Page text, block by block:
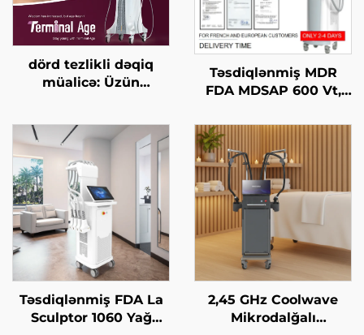
dörd tezlikli dəqiq
müalicə: Üzün
bədənin
formalaşdırılması, son
yaş HIFU maşını
Təsdiqlənmiş MDR
FDA MDSAP 600 Vt,
Vt, 4-in-1 əvəz edilə
bilən nöqtələr ilə 755
nm, 808 nm, 940 nm,
1064 nm diod laser saç
çıxarma maşını
Təsdiqlənmiş FDA La
Sculptor 1060 Yağ
2,45 GHz Coolwave
Mikrodalğalı